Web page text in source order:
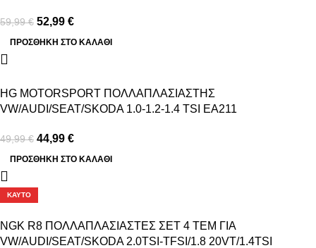
59,99€ 52,99 €
ΠΡΟΣΘΉΚΗ ΣΤΟ ΚΑΛΆΘΙ
HG MOTORSPORT ΠΟΛΛΑΠΛΑΣΙΑΣΤΗΣ
VW/AUDI/SEAT/SKODA 1.0-1.2-1.4 TSI EA211
49,99€ 44,99 €
ΠΡΟΣΘΉΚΗ ΣΤΟ ΚΑΛΆΘΙ
ΚΑΥΤΌ
NGK R8 ΠΟΛΛΑΠΛΑΣΙΑΣΤΕΣ ΣΕΤ 4 ΤΕΜ ΓΙΑ
VW/AUDI/SEAT/SKODA 2.0TSI-TFSI/1.8 20VT/1.4TSI